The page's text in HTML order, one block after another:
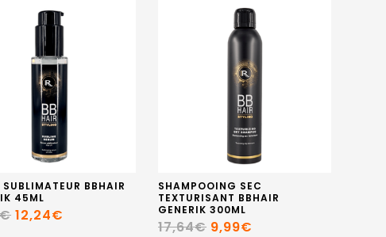
SUBLIMATEUR BBHAIR
45ML
12,24€
SHAMPOOING SEC
TEXTURISANT BBHAIR
GENERIK 300ML
17,64€ 9,99€